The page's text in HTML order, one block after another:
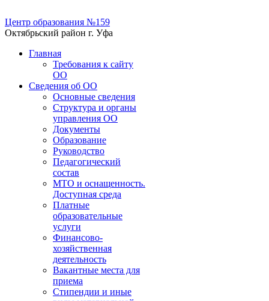
Центр образования №159
Октябрьский район г. Уфа
Главная
Требования к сайту
ОО
Сведения об ОО
Основные сведения
Структура и органы
управления ОО
Документы
Образование
Руководство
Педагогический
состав
МТО и оснащенность.
Доступная среда
Платные
образовательные
услуги
Финансово-
хозяйственная
деятельность
Вакантные места для
приема
Стипендии и иные